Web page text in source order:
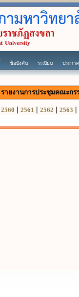
ข้อบังคับ ระเบียบ ประกาศ
รายงานการประชุมคณะก
2560 | 2561 | 2562 | 2563 |